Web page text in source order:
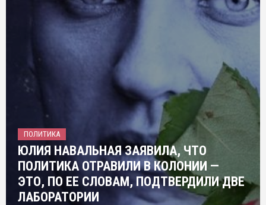
ПОЛИТИКА
ЮЛИЯ НАВАЛЬНАЯ ЗАЯВИЛА, ЧТО
ПОЛИТИКА ОТРАВИЛИ В КОЛОНИИ —
ЭТО, ПО ЕЕ СЛОВАМ, ПОДТВЕРДИЛИ ДВЕ
ЛАБОРАТОРИИ